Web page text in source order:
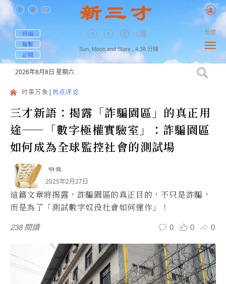
投稿
聯繫
訂閱
Sun, Moon and Stars , 4:38 分鐘
簡體
2026年8月8日 星期六
时事万象 热点评论
三才新語：揭露「詐騙園區」的真正用
途——「數字極權實驗室」：詐騙園區
如何成為全球監控社會的測試場
明覺
2025年2月27日
這篇文章將揭露，詐騙園區的真正目的，不只是詐騙，
而是為了「測試數字奴役社會如何運作」！
238 閱讀 0 0 0